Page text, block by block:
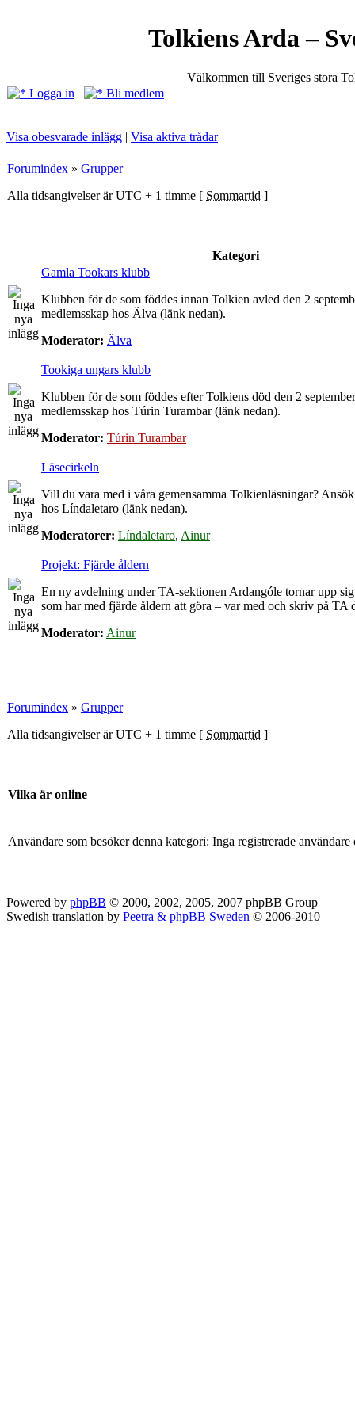
Tolkiens Arda –
Välkommen till Sveriges stora
Logga in
Bli medlem
Visa obesvarade inlägg | Visa aktiva trådar
Forumindex » Grupper
Alla tidsangivelser är UTC + 1 timme [ Sommartid ]
Kategori
Gamla Tookars klubb
Klubben för de som föddes innan Tolkien avled den 2
medlemsskap hos Älva (länk nedan).
Moderator: Älva
Tookiga ungars klubb
Klubben för de som föddes efter Tolkiens död den 2
medlemsskap hos Túrin Turambar (länk nedan).
Moderator: Túrin Turambar
Läsecirkeln
Vill du vara med i våra gemensamma Tolkienläsningar?
hos Líndaletaro (länk nedan).
Moderatorer: Líndaletaro, Ainur
Projekt: Fjärde åldern
En ny avdelning under TA-sektionen Ardangóle tornar upp
som har med fjärde åldern att göra – var med och skriv på TA
Moderator: Ainur
Forumindex » Grupper
Alla tidsangivelser är UTC + 1 timme [ Sommartid ]
Vilka är online
Användare som besöker denna kategori: Inga registrerade användare
Powered by phpBB © 2000, 2002, 2005, 2007 phpBB Group
Swedish translation by Peetra & phpBB Sweden © 2006-2010